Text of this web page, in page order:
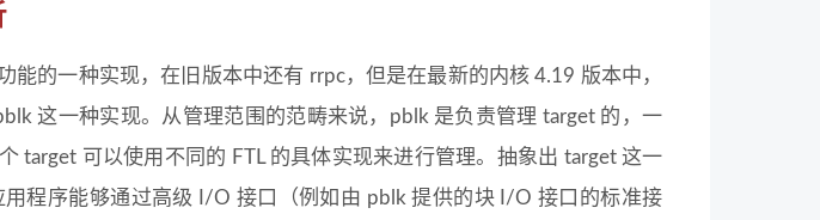
能的一种实现，在旧版本中还有 rrpc，但是在最新的内核 4.19 版本中，
这一种实现。从管理范围的范畴来说，pblk 是负责管理 target 的，一
target 可以使用不同的 FTL 的具体实现来进行管理。抽象出 target 这一
程序能够通过高级 I/O 接口（例如由 pblk 提供的块 I/O 接口的标准接